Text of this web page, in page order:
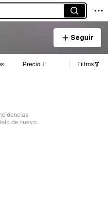
Seguir
Precio Filtros
de nuevo.